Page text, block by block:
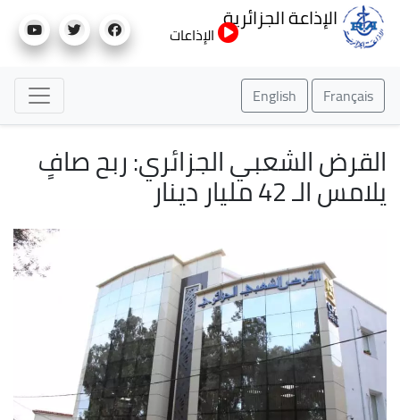
إلى
الإذاعة الجزائرية
الإذاعات
Français
English
القرض الشعبي الجزائري: ربح صافٍ
يلامس الـ 42 مليار دينار